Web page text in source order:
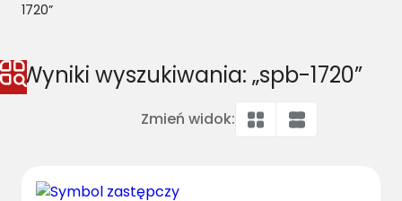
1720”
Wyniki wyszukiwania: „spb-1720”
Zmień widok: